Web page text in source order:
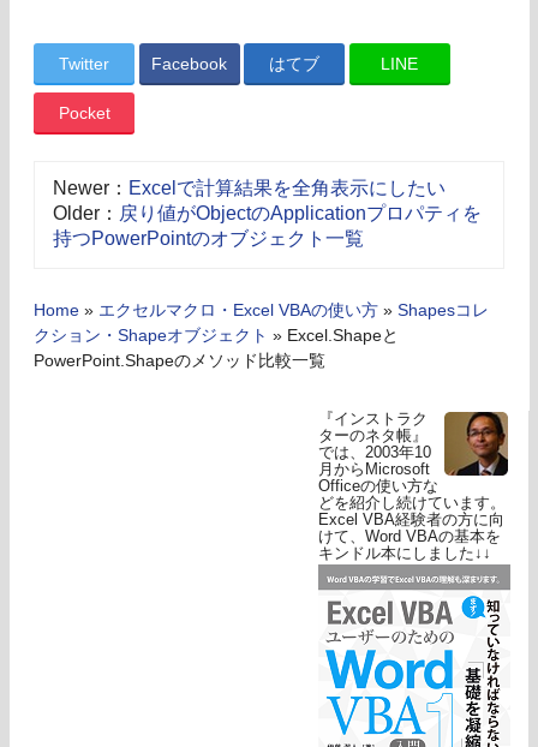
Twitter Facebook はてブ LINE
Pocket
Newer： Excelで計算結果を全角表示にしたい
Older： 戻り値がObjectのApplicationプロパティを
持つPowerPointのオブジェクト一覧
Home » エクセルマクロ・Excel VBAの使い方 » Shapesコレ
クション・Shapeオブジェクト » Excel.Shapeと
PowerPoint.Shapeのメソッド比較一覧
『インストラク
ターのネタ帳』
では、2003年10
月からMicrosoft
Officeの使い方な
どを紹介し続けています。
Excel VBA経験者の方に向
けて、Word VBAの基本を
キンドル本にしました↓↓